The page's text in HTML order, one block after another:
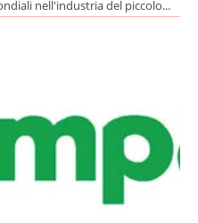
nell'industria del piccolo...